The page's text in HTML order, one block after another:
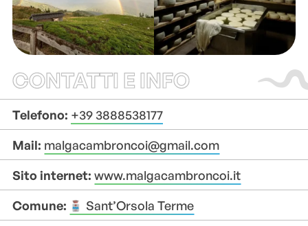
CONTATTI E INFO
Telefono: +39 3888538177
Mail: malgacambroncoi@gmail.com
Sito internet: www.malgacambroncoi.it
Comune:
Sant’Orsola Terme
–
–